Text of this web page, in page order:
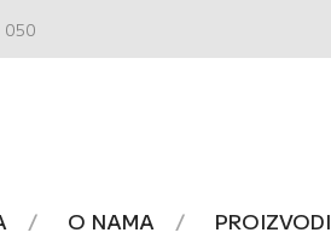
050
O NAMA PROIZVODI